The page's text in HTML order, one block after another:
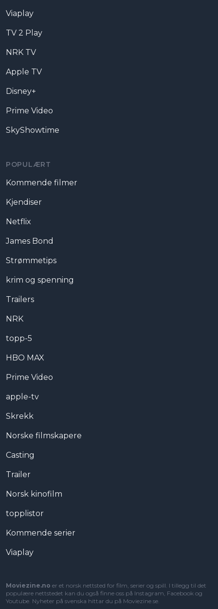
Viaplay
TV 2 Play
NRK TV
Apple TV
Disney+
Prime Video
SkyShowtime
POPULÆRT
Kommende filmer
Kjendiser
Netflix
James Bond
Strømmetips
krim og spenning
Trailers
NRK
topp-5
HBO MAX
Prime Video
apple-tv
Skrekk
Norske filmskapere
Casting
Trailer
Norsk kinofilm
topplistor
Kommende serier
Viaplay
Moviezine.no er et norsk nettsted for film, serier og spill. I tillegg til det
populære nettstedet kan du også finne oss på Instagram, Facebook og
Youtube. Nyheter på svenska hittar du på Moviezine.se.